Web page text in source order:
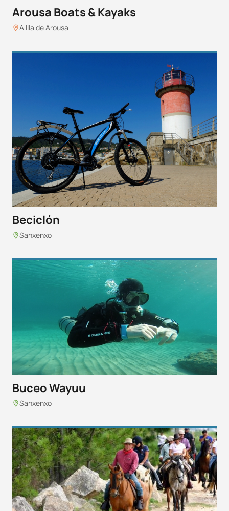
Arousa Boats & Kayaks
A Illa de Arousa
Beciclón
Sanxenxo
Buceo Wayuu
Sanxenxo